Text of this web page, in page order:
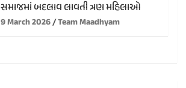
સમાજમાં બદલાવ લાવતી ત્રણ મહિલાઓ
9 March 2026 Team Maadhyam